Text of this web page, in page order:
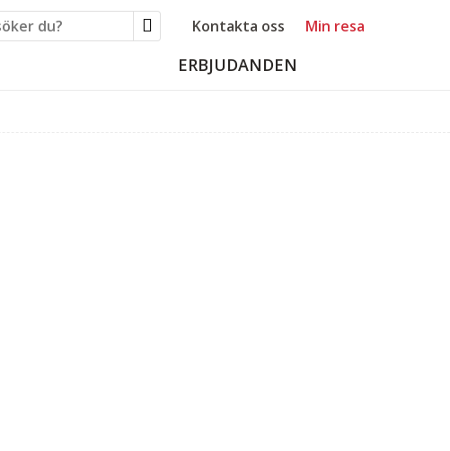
Kontakta oss Min resa
ERBJUDANDEN